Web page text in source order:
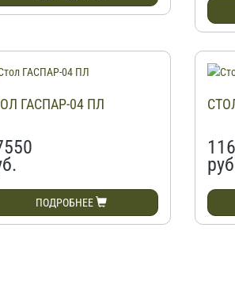
ГАСПАР-04 ПЛ
ПОДРОБНЕЕ